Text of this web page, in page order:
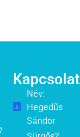
Kapcsolat
Név:
Hegedűs
Sándor